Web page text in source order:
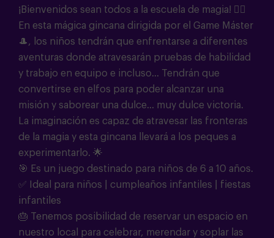
¡Bienvenidos sean todos a la escuela de magia! 🧙‍♀️
En esta mágica gincana dirigida por el Game Máster
🎩, los niños tendrán que enfrentarse a diferentes
aventuras donde atravesarán pruebas de habilidad
y trabajo en equipo e incluso... Tendrán que
convertirse en elfos para poder alcanzar una
misión y saborear una dulce... muy dulce victoria.
La imaginación es capaz de atravesar las fronteras
de la magia y esta gincana llevará a los peques a
experimentarlo. 🌟
🎯 Es un juego destinado para niños de 6 a 10 años.
✅ Ideal para niños | cumpleaños infantiles | fiestas
infantiles
🎂 Tenemos posibilidad de reservar un espacio en
nuestro local para celebrar, merendar y soplar las